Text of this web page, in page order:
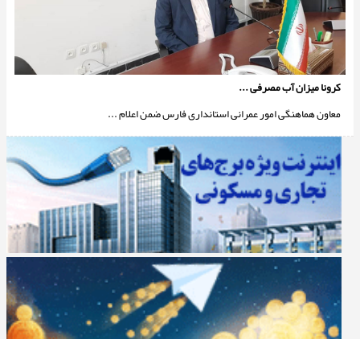
کرونا میزان آب مصرفی ...
معاون هماهنگی امور عمرانی استانداری فارس ضمن اعلام ...